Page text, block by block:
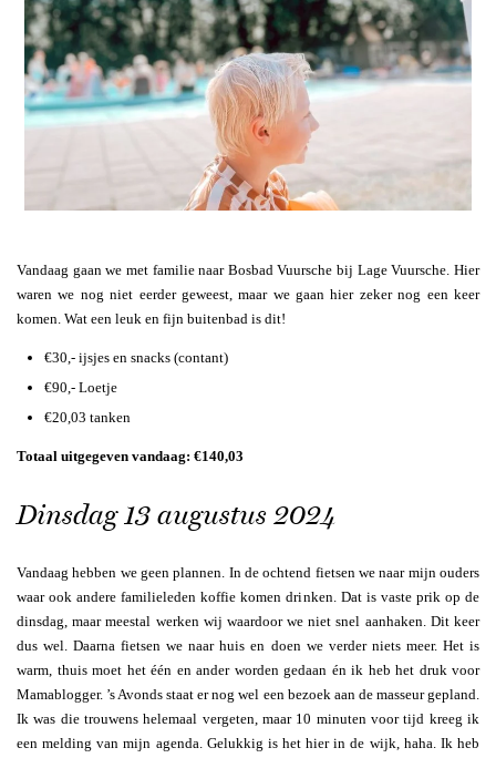
Vandaag gaan we met familie naar Bosbad Vuursche bij Lage Vuursche. Hier
waren we nog niet eerder geweest, maar we gaan hier zeker nog een keer
komen. Wat een leuk en fijn buitenbad is dit!
€30,- ijsjes en snacks (contant)
€90,- Loetje
€20,03 tanken
Totaal uitgegeven vandaag: €140,03
Dinsdag 13 augustus 2024
Vandaag hebben we geen plannen. In de ochtend fietsen we naar mijn ouders
waar ook andere familieleden koffie komen drinken. Dat is vaste prik op de
dinsdag, maar meestal werken wij waardoor we niet snel aanhaken. Dit keer
dus wel. Daarna fietsen we naar huis en doen we verder niets meer. Het is
warm, thuis moet het één en ander worden gedaan én ik heb het druk voor
Mamablogger. ’s Avonds staat er nog wel een bezoek aan de masseur gepland.
Ik was die trouwens helemaal vergeten, maar 10 minuten voor tijd kreeg ik
een melding van mijn agenda. Gelukkig is het hier in de wijk, haha. Ik heb